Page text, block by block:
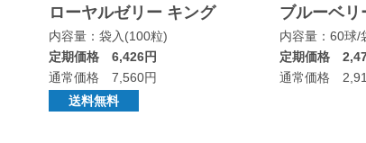
ローヤルゼリー キング
内容量：袋入(100粒)
定期価格 6,426円
通常価格 7,560円
送料無料
ブルーベリ
内容量：60球/
定期価格
通常価格